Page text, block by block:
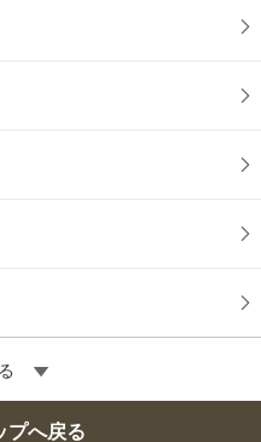
プへ戻る